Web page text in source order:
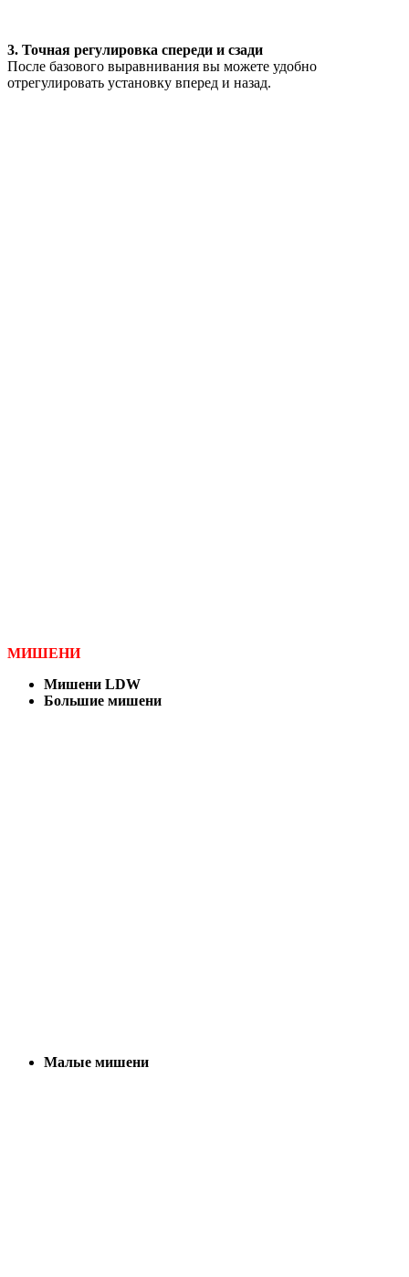
3. Точная регулировка спереди и сзади
После базового выравнивания вы можете удобно
отрегулировать установку вперед и назад.
МИШЕНИ
Мишени LDW
Большие мишени
Малые мишени